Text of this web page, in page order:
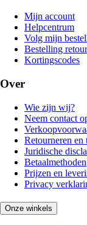
Mijn account
Helpcentrum
Volg mijn
Bestelling
Kortingscodes
Over
Wie zijn wij?
Neem contact
Retourneren en
Juridische
Betaalmethoden
Prijzen en
Privacy
Onze winkels